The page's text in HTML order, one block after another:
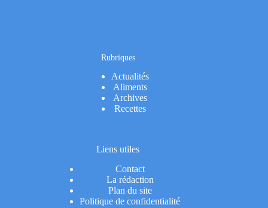
Rubriques
Actualités
Aliments
Archives
Recettes
Liens utiles
Contact
La rédaction
Plan du site
Politique de confidentialité